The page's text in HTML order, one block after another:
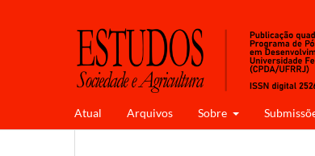
Atual Arquivos Sobre